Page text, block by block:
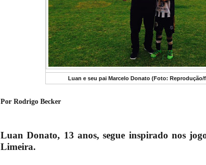
Luan e seu pai Marcelo Donato (Foto: Reprodução/
Por Rodrigo Becker
Luan Donato, 13 anos, segue inspirado nos
Limeira.